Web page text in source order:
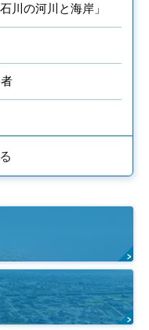
川の河川と海岸」